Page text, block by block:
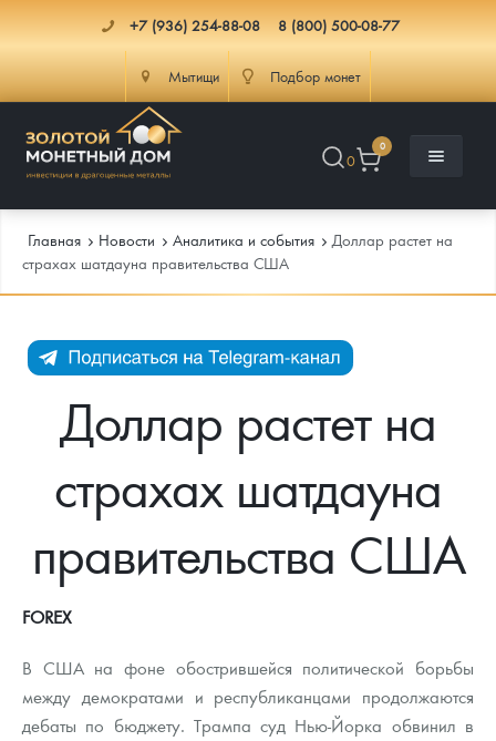
+7 (936) 254-88-08 8 (800) 500-08-77
Мытищи Подбор монет
0
0
Каталог Монет
Инвестиционные монеты
Монеты Царской России
Монеты стран мира после 1950г
Георгий Победоносец
Золотой червонец Сеятель
Золотые слитки
Аксессуары
Инфо
Как сделать заказ
Гарантии
Выкуп монет
Выкуп серебряных монет
Вопрос - ответ
Памятка для работы с монетами из драгметаллов
Доставка
Информация
Распродажа монет и жетонов
Аналитика и события
Итоги 2025 года. Прогноз курсов золота, серебра, платины на
2026 год
Cтатьи
Георгий Победоносец - динамика цен
Котировки
Курс золота и серебра
Лом выкуп
Скупка слитков
Контакты
О нас
Наши преимущества
Главная Новости Аналитика и события
Доллар растет на
страхах шатдауна правительства США
Доллар растет на
страхах шатдауна
правительства США
FOREX
В США на фоне обострившейся политической борьбы
между демократами и республиканцами продолжаются
дебаты по бюджету. Трампа суд Нью-Йорка обвинил в